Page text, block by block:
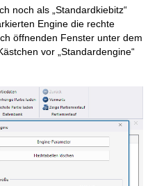
noch als „Standardkiebitz“
Engine die rechte
öffnenden Fenster unter dem
vor „Standardengine“